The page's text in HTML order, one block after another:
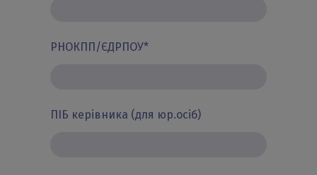
РНОКПП/ЄДРПОУ*
ПІБ керівника (для юр.осіб)